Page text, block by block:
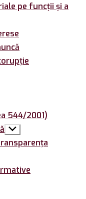
pe funcții și a
544/2001)
Arată
submeniul